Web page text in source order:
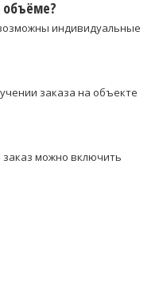
индивидуальные
заказа на объекте
можно включить